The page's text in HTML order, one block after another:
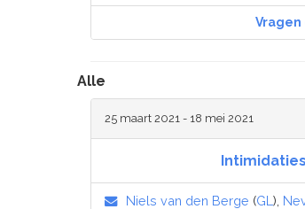
Alle
25 maart 2021 - 18 mei 2021
Niels van den Berge (GL ),